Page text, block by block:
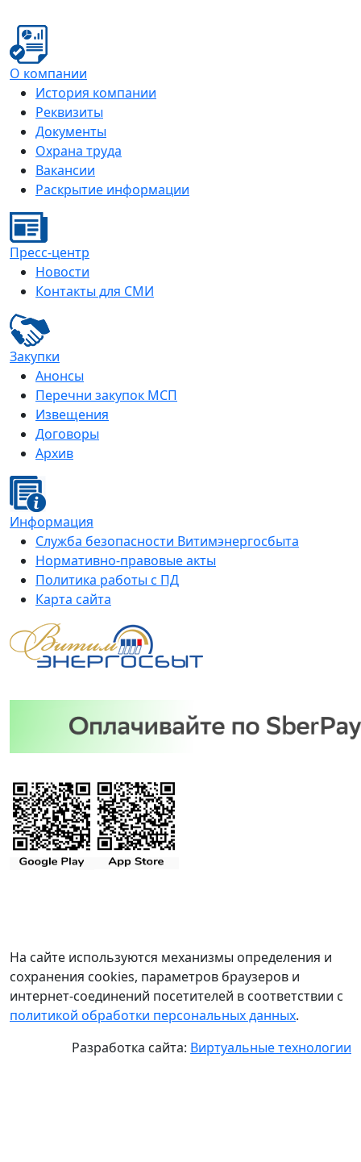
О компании
История компании
Реквизиты
Документы
Охрана труда
Вакансии
Раскрытие информации
Пресс-центр
Новости
Контакты для СМИ
Закупки
Анонсы
Перечни закупок МСП
Извещения
Договоры
Архив
Информация
Служба безопасности Витимэнергосбыта
Нормативно-правовые акты
Политика работы с ПД
Карта сайта
На сайте используются механизмы определения и
сохранения cookies, параметров браузеров и
интернет-соединений посетителей в соответствии с
политикой обработки персональных данных.
Разработка сайта: Виртуальные технологии